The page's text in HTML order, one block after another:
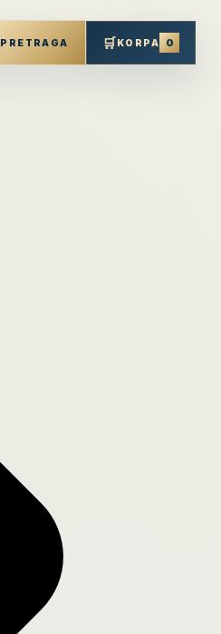
PRETRAGA 🛒KORPA 0